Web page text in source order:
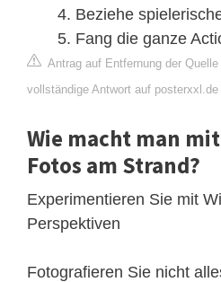
Beziehe
Fang die ganze
Antrag auf Entfernung der Quelle
vollständige Antwort auf posterxxl.de
Wie macht man
Fotos am Strand?
Experimentieren Sie mit
Perspektiven
Fotografieren Sie nicht